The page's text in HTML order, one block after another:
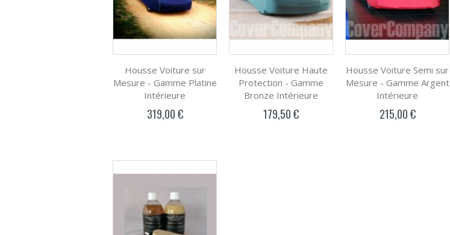
Housse Voiture sur
Mesure - Gamme Platine
Intérieure
319,00 €
Housse Voiture Haute
Protection - Gamme
Bronze Intérieure
179,50 €
Housse Voiture Semi sur
Mesure - Gamme Argent
Intérieure
215,00 €